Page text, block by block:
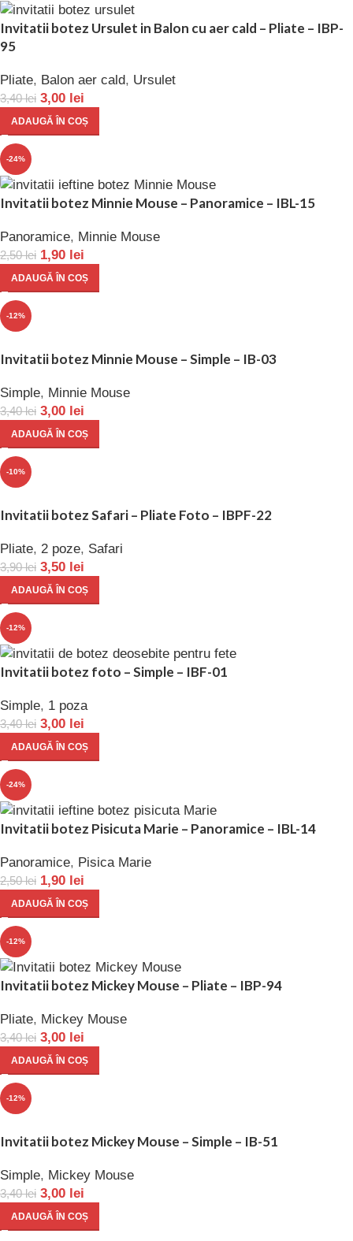
Invitatii botez Ursulet in Balon cu aer cald – Pliate – IBP-
95
Pliate, Balon aer cald, Ursulet
3,40lei 3,00 lei
ADAUGĂ ÎN COȘ
-24%
Invitatii botez Minnie Mouse – Panoramice – IBL-15
Panoramice, Minnie Mouse
2,50lei 1,90 lei
ADAUGĂ ÎN COȘ
-12%
Invitatii botez Minnie Mouse – Simple – IB-03
Simple, Minnie Mouse
3,40lei 3,00 lei
ADAUGĂ ÎN COȘ
-10%
Invitatii botez Safari – Pliate Foto – IBPF-22
Pliate, 2 poze, Safari
3,90lei 3,50 lei
ADAUGĂ ÎN COȘ
-12%
Invitatii botez foto – Simple – IBF-01
Simple, 1 poza
3,40lei 3,00 lei
ADAUGĂ ÎN COȘ
-24%
Invitatii botez Pisicuta Marie – Panoramice – IBL-14
Panoramice, Pisica Marie
2,50lei 1,90 lei
ADAUGĂ ÎN COȘ
-12%
Invitatii botez Mickey Mouse – Pliate – IBP-94
Pliate, Mickey Mouse
3,40lei 3,00 lei
ADAUGĂ ÎN COȘ
-12%
Invitatii botez Mickey Mouse – Simple – IB-51
Simple, Mickey Mouse
3,40lei 3,00 lei
ADAUGĂ ÎN COȘ